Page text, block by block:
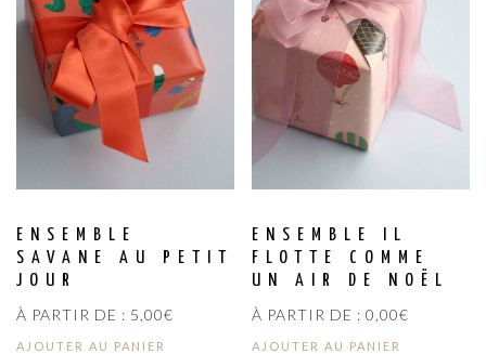
ENSEMBLE
SAVANE AU PETIT
JOUR
À PARTIR DE : 5,00€
AJOUTER AU PANIER
ENSEMBLE IL
FLOTTE COMME
UN AIR DE NOËL
À PARTIR DE :0,00€
AJOUTER AU PANIER